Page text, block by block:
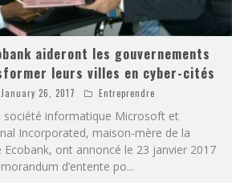
aideront les gouvernements
leurs villes en cyber-cités
January 26, 2017 Entreprendre
société informatique Microsoft et
Incorporated, maison-mère de la
Ecobank, ont annoncé le 23 janvier 2017
d’entente po...